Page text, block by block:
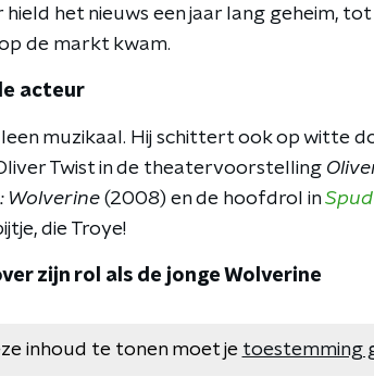
hield het nieuws een jaar lang geheim,
de markt kwam.
acteur
muzikaal. Hij schittert ook op witte
Twist in de theatervoorstelling
Wolverine (2008) en de hoofdrol in Spud
die Troye!
zijn rol als de jonge Wolverine
inhoud te tonen moet je toestemming